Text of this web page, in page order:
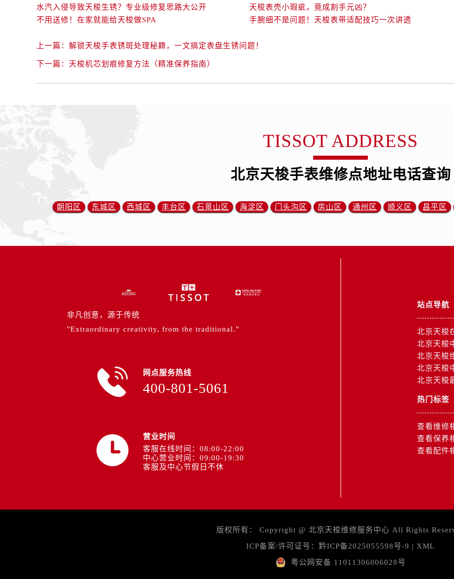
水汽入侵导致天梭生锈？专业级修复思路大公开
天梭表壳小瑕疵，竟成割手元凶？
不用送修！在家就能给天梭做SPA
手腕细不是问题！天梭表带适配技巧一次讲透
上一篇： 解锁天梭手表锈斑处理秘籍，一文搞定表盘生锈问题！
下一篇： 天梭机芯划痕修复方法（精准保养指南）
TISSOT ADDRESS
北京天梭手表维修点地址电话查询
朝阳区 东城区 西城区 丰台区 石景山区 海淀区 门头沟区 房山区 通州区 顺义区 昌平区
非凡创意，源于传统
"Extraordinary creativity, from the traditional.”
网点服务热线
400-801-5061
营业时间
客服在线时间：08:00-22:00
中心营业时间：09:00-19:30
客服及中心节假日不休
站点导航
北京天梭
北京天梭
北京天梭
北京天梭
北京天梭
热门标签
查看维修
查看保养
查看配件
版权所有： Copyright @ 北京天梭维修服务中心 All Rights
ICP备案/许可证号： 黔ICP备2025055598号-9 | XML
粤公网安备 11011306006028号